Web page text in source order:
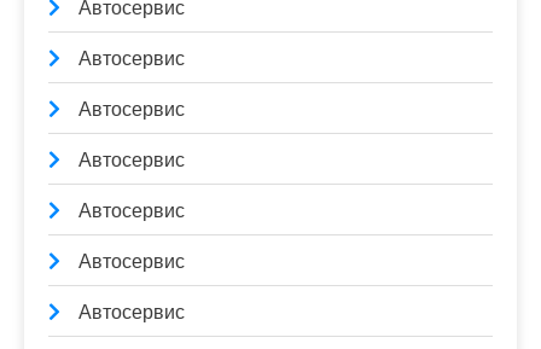
Автосервис
Автосервис
Автосервис
Автосервис
Автосервис
Автосервис
Автосервис